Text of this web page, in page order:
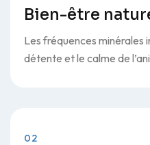
Bien-être
Les fréquences
détente et le calme de
02